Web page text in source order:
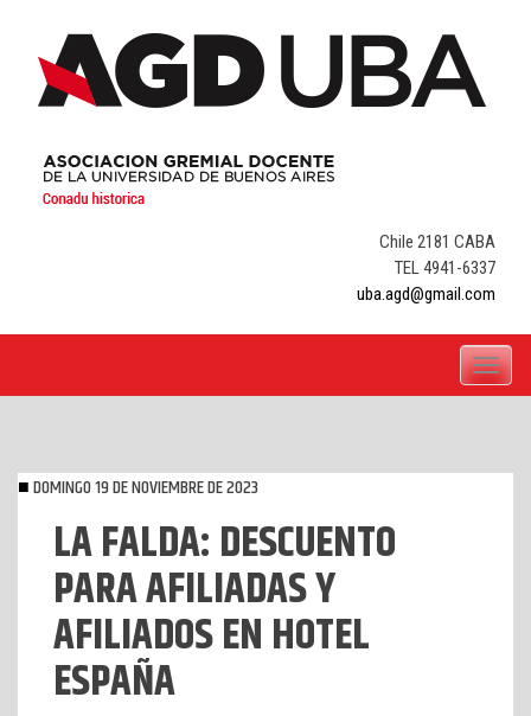
content
Chile 2181 CABA
TEL 4941-6337
uba.agd@gmail.com
Toggle
DOMINGO 19 DE NOVIEMBRE DE 2023
LA FALDA: DESCUENTO
PARA AFILIADAS Y
AFILIADOS EN HOTEL
ESPAÑA